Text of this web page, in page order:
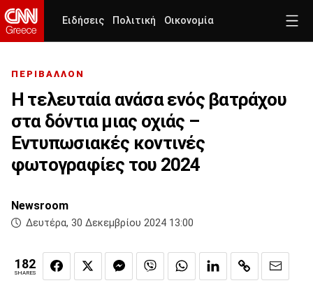
Ειδήσεις Πολιτική Οικονομία
ΠΕΡΙΒΑΛΛΟΝ
Η τελευταία ανάσα ενός βατράχου
στα δόντια μιας οχιάς –
Εντυπωσιακές κοντινές
φωτογραφίες του 2024
Newsroom
Δευτέρα, 30 Δεκεμβρίου 2024 13:00
182
SHARES